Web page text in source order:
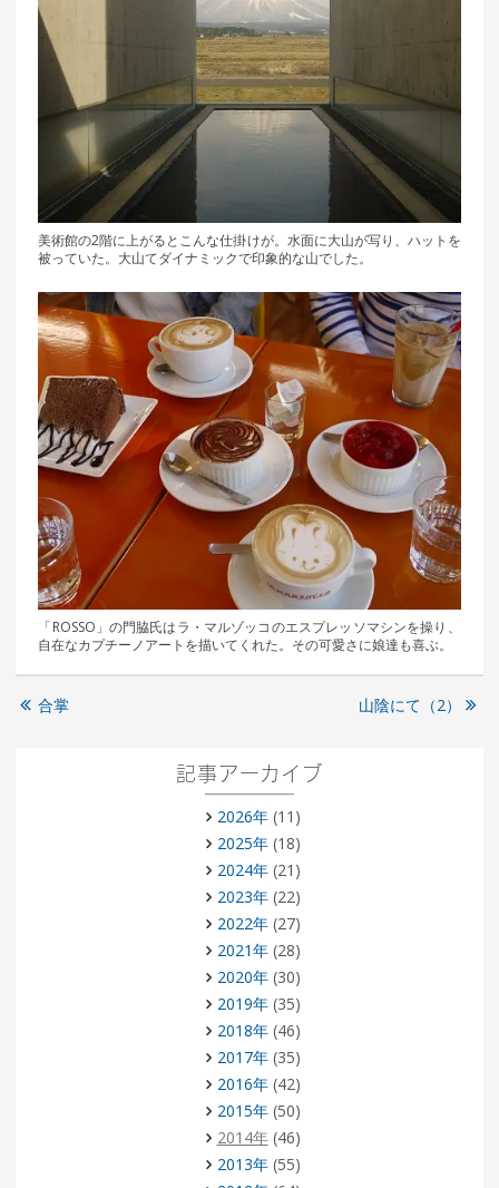
美術館の2階に上がるとこんな仕掛けが。水面に大山が写り、ハットを
被っていた。大山てダイナミックで印象的な山でした。
「ROSSO」の門脇氏はラ・マルゾッコのエスプレッソマシンを操り、
自在なカプチーノアートを描いてくれた。その可愛さに娘達も喜ぶ。
合掌 山陰にて（2）
記事アーカイブ
2026年(11)
2025年(18)
2024年(21)
2023年(22)
2022年(27)
2021年(28)
2020年(30)
2019年(35)
2018年(46)
2017年(35)
2016年(42)
2015年(50)
2014年(46)
2013年(55)